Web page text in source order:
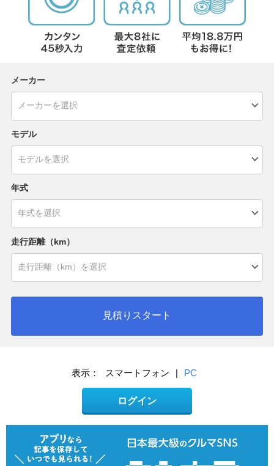
メーカー
モデル
年式
走行距離（km）
見積りスタート
表示： スマートフォン | PC
ログイン